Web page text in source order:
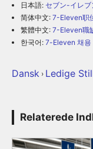
日本語: セブン-イレブ
简体中文: 7-Eleven职
繁體中文: 7-Eleven職
한국어: 7-Eleven 채용
Dansk › Ledige
Relaterede